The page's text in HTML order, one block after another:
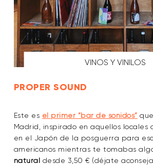
VINOS Y VINILOS
PROPER SOUND
Este es el primer “bar de sonidos”
Madrid, inspirado en aquellos locales
en el Japón de la posguerra para
americanos mientras te tomabas
natural desde 3,50 € (déjate